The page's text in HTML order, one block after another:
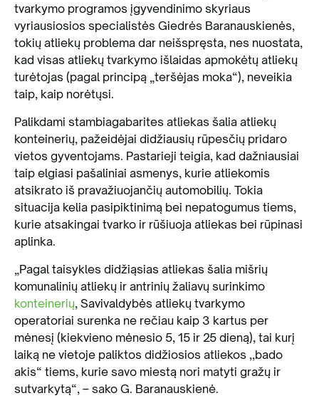
tvarkymo programos įgyvendinimo skyriaus
vyriausiosios specialistės Giedrės Baranauskienės,
tokių atliekų problema dar neišspręsta, nes nuostata,
kad visas atliekų tvarkymo išlaidas apmokėtų atliekų
turėtojas (pagal principą „teršėjas moka“), neveikia
taip, kaip norėtųsi.
Palikdami stambiagabarites atliekas šalia atliekų
konteinerių, pažeidėjai didžiausių rūpesčių pridaro
vietos gyventojams. Pastarieji teigia, kad dažniausiai
taip elgiasi pašaliniai asmenys, kurie atliekomis
atsikrato iš pravažiuojančių automobilių. Tokia
situacija kelia pasipiktinimą bei nepatogumus tiems,
kurie atsakingai tvarko ir rūšiuoja atliekas bei rūpinasi
aplinka.
„Pagal taisykles didžiąsias atliekas šalia mišrių
komunalinių atliekų ir antrinių žaliavų surinkimo
konteinerių, Savivaldybės atliekų tvarkymo
operatoriai surenka ne rečiau kaip 3 kartus per
mėnesį (kiekvieno mėnesio 5, 15 ir 25 dieną), tai kurį
laiką ne vietoje paliktos didžiosios atliekos ,,bado
akis“ tiems, kurie savo miestą nori matyti gražų ir
sutvarkytą“, – sako G. Baranauskienė.